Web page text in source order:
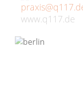
www.q117.de